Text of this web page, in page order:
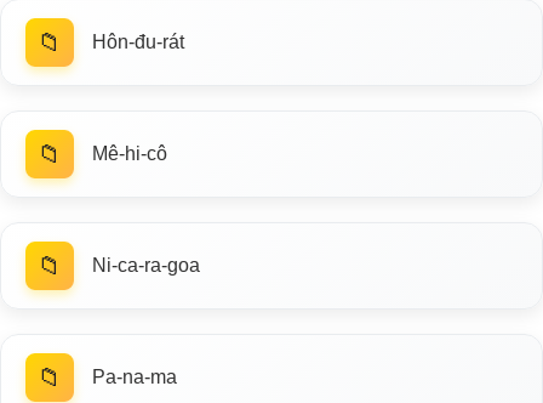
📁 Hôn-đu-rát
📁 Mê-hi-cô
📁 Ni-ca-ra-goa
📁 Pa-na-ma